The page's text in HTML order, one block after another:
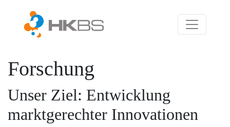
Forschung
Unser Ziel: Entwicklung
marktgerechter Innovationen